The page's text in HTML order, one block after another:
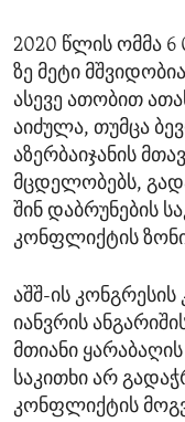
2020 წლის ომმა 6
ზე მეტი
ასევე ათობით
აიძულა, თუმცა
აზერბაიჯანის
მცდელობებს,
შინ დაბრუნების
კონფლიქტის
აშშ-ის კონგრესის
იანვრის
მთიანი
საკითხი არ
კონფლიქტის